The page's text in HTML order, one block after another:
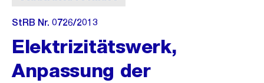
StRB Nr. 0726/2013
Elektrizitätswerk,
Anpassung der